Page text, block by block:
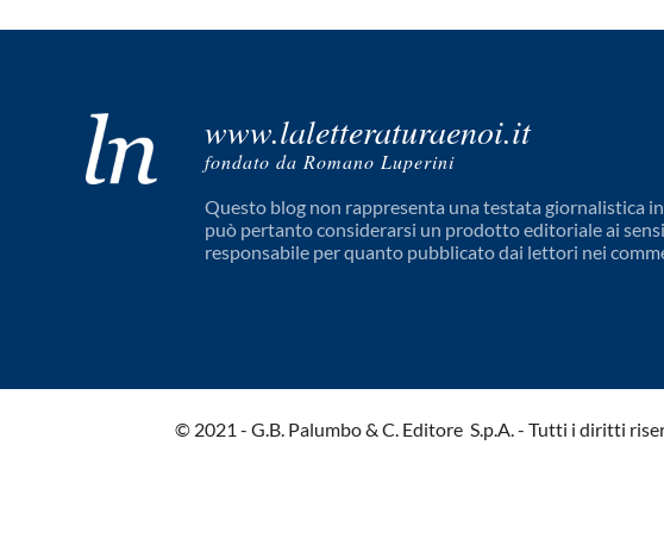
www.laletteraturaenoi.it
fondato da Romano Luperini
Questo blog non rappresenta una testata giornalistica
può pertanto considerarsi un prodotto editoriale ai
responsabile per quanto pubblicato dai lettori nei
© 2021 - G.B. Palumbo & C. Editore S.p.A. - Tutti i diritti